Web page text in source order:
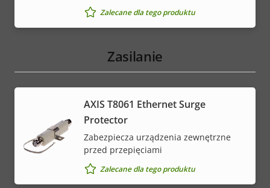
Zalecane dla tego produktu
Zasilanie
AXIS T8061 Ethernet Surge
Protector
Zabezpiecza urządzenia zewnętrzne
przed przepięciami
Zalecane dla tego produktu